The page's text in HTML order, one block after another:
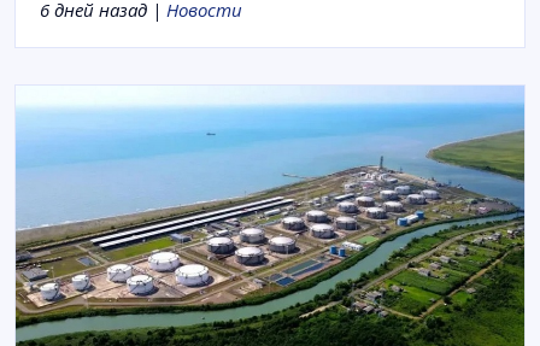
6 дней назад | Новости